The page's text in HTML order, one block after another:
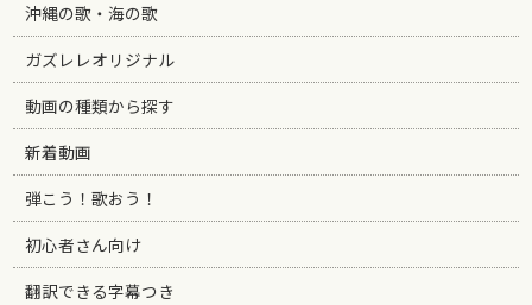
沖縄の歌・海の歌
ガズレレオリジナル
動画の種類から探す
新着動画
弾こう！歌おう！
初心者さん向け
翻訳できる字幕つき